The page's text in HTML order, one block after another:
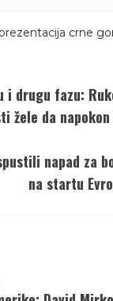
crne
i drugu fazu:
žele da
napad za
na startu